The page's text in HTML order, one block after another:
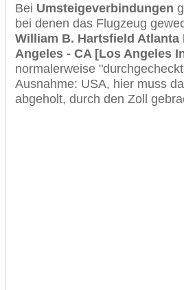
Bei Umsteigeverbindungen
bei denen das Flugzeug
William B. Hartsfield
Angeles - CA [Los Angeles
normalerweise
Ausnahme: USA, hier muss
abgeholt, durch den Zoll